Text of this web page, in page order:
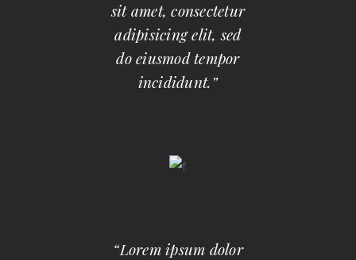
sit amet, consectetur
adipisicing elit, sed
do eiusmod tempor
incididunt.”
“Lorem ipsum dolor